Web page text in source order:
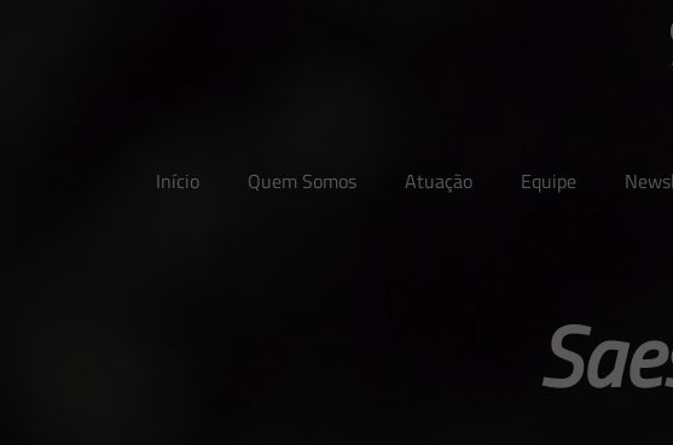
Início Quem Somos Atuação Equipe